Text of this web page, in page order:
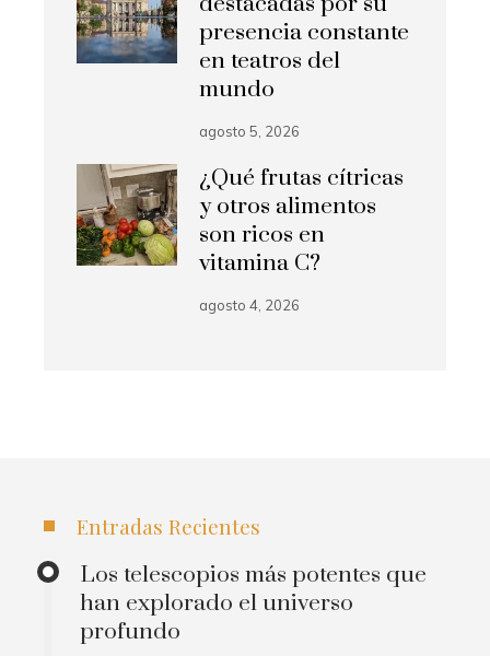
presencia constante
en teatros del
mundo
agosto 5, 2026
¿Qué frutas cítricas
y otros alimentos
son ricos en
vitamina C?
agosto 4, 2026
Entradas Recientes
Los telescopios más potentes que
han explorado el universo
profundo